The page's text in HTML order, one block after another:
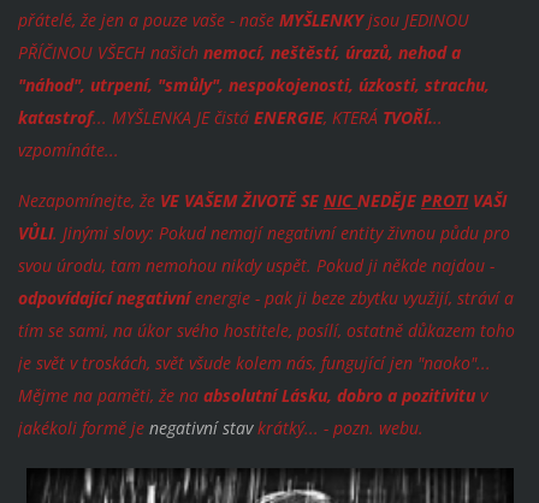
přátelé, že jen a pouze vaše - naše MYŠLENKYjsou JEDINOU
PŘÍČINOUVŠECH našichnemocí, neštěstí, úrazů, nehod a
"náhod", utrpení, "smůly", nespokojenosti, úzkosti, strachu,
katastrof... MYŠLENKA JE čistá ENERGIE, KTERÁ TVOŘÍ...
vzpomínáte...
Nezapomínejte, že VE VAŠEM ŽIVOTĚ SE NIC NEDĚJE PROTIVAŠI
VŮLI. Jinými slovy: Pokud nemají negativní entity živnou půdu pro
svou úrodu, tam nemohou nikdy uspět. Pokud ji někde najdou -
odpovídající negativníenergie - pak ji beze zbytku využijí, stráví a
tím se sami, na úkor svého hostitele, posílí, ostatně důkazem toho
je svět v troskách, svět všude kolem nás, fungující jen "naoko"...
Mějme na paměti, že na absolutní Lásku, dobro a pozitivituv
jakékoli formě je negativní stavkrátký... - pozn. webu.